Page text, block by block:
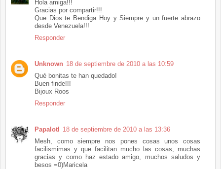
Hola amiga!!!
Gracias por compartir!!!
Que Dios te Bendiga Hoy y Siempre y un fuerte abrazo
desde Venezuela!!!
Responder
Unknown 18 de septiembre de 2010 a las 10:59
Qué bonitas te han quedado!
Buen finde!!!
Bijoux Roos
Responder
Papalotl 18 de septiembre de 2010 a las 13:36
Mesh, como siempre nos pones cosas unos cosas
facilismimas y que facilitan mucho las cosas, muchas
gracias y como haz estado amigo, muchos saludos y
besos =0)Maricela